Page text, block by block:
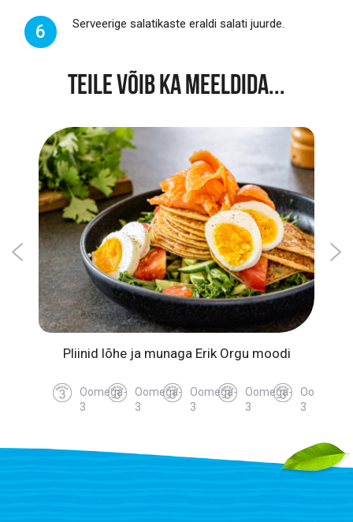
6 Serveerige salatikaste eraldi salati juurde.
TEILE VÕIB KA MEELDIDA...
Pliinid lõhe ja munaga Erik Orgu moodi
Oomega-
3
Oomega-
3
Oomega-
3
Oomega-
3
Oomega-
3